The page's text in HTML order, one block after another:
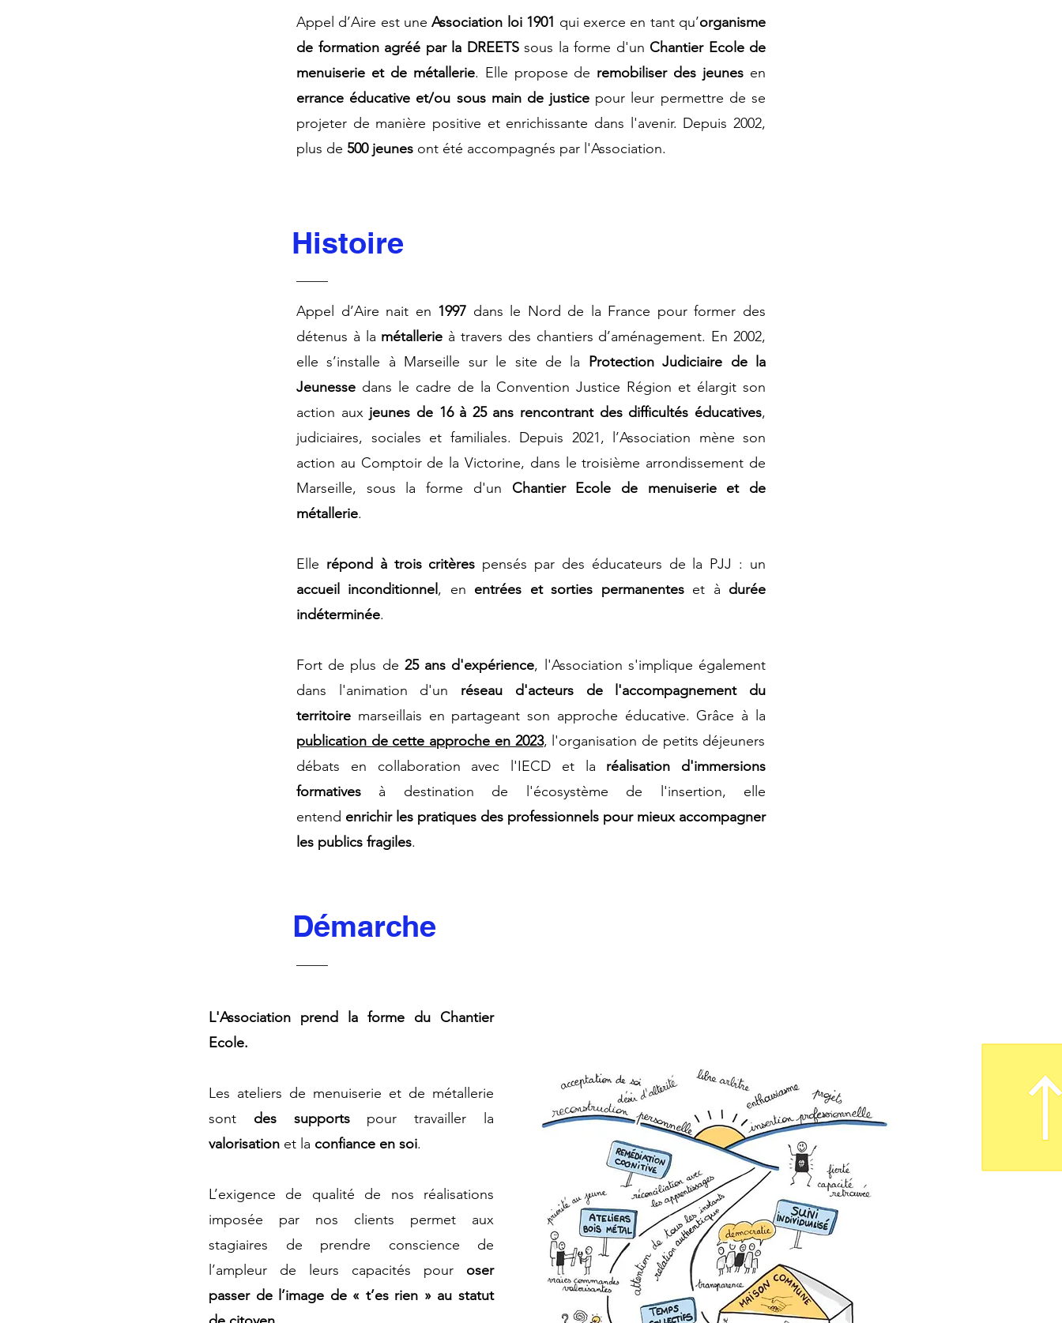
​Appel d’Aire est uneAssociation loi 1901 qui exerce en tant qu’organisme
de formation agréé par la DREETSsous la forme d'un Chantier Ecole de
menuiserie et de métallerie. Elle propose de remobiliser des jeunes en
errance éducative et/ou sous main de justice pour leur permettre de se
projeter de manière positive et enrichissante dans l'avenir. Depuis 2002,
plus de 500 jeunes ont été accompagnés par l'Association.​​​
Histoire
Appel d’Aire nait en 1997 dans le Nord de la France pour former des
détenus à la métallerie à travers des chantiers d’aménagement. En 2002,
elle s’installe à Marseille sur le site de la Protection Judiciaire de la
Jeunesse dans le cadre de la Convention Justice Région et élargit son
action auxjeunes de 16 à 25 ans rencontrant des difficultés éducatives,
judiciaires, sociales et familiales. Depuis 2021, l’Association mène son
action au Comptoir de la Victorine, dans le troisième arrondissement de
Marseille, sous la forme d'un Chantier Ecole de menuiserie et de
métallerie.
Elle répond à trois critères pensés par des éducateurs de la PJJ : ​un
accueil inconditionnel , en entrées et sorties permanenteset à durée
indéterminée.
Fort de plus de 25 ans d'expérience, l'Association s'implique également
dans l'animation d'un réseau d'acteurs de l'accompagnement du
territoire marseillais en partageant son approche éducative. Grâce à la
publication de cette approche en 2023, l'organisation de petits déjeuners
débats en collaboration avec l'IECD et la réalisation d'immersions
formatives à destination de l'écosystème de l'insertion, elle
entend enrichir les pratiques des professionnels pour mieux accompagner
les publics fragiles.
Démarche
L'Association prend la forme du Chantier
Ecole.
Les ateliers de menuiserie et de métallerie
sont des supports pour travailler la
valorisation et la confiance en soi.
L’exigence de qualité de nos réalisations
imposée par nos clients permet aux
stagiaires de prendre conscience de
l’ampleur de leurs capacités pour oser
passer de l’image de « t’es rien » au statut